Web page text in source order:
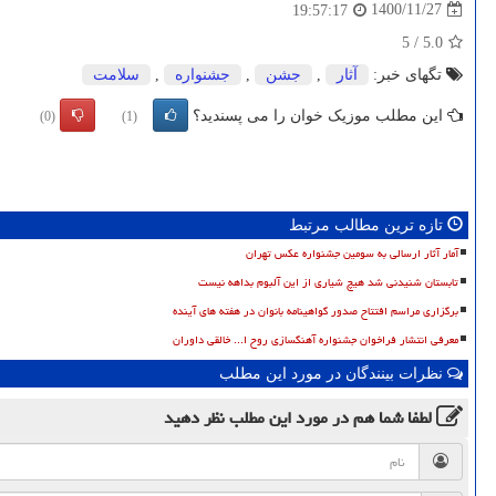
1400/11/27
19:57:17
5.0
/
5
تگهای خبر:
آثار , جشن , جشنواره , سلامت
این مطلب موزیک خوان را می پسندید؟ (1)
(0)
تازه ترین مطالب مرتبط
آمار آثار ارسالی به سومین جشنواره عکس تهران
تابستان شنیدنی شد هیچ شیاری از این آلبوم بداهه نیست
برگزاری مراسم افتتاح صدور گواهینامه بانوان در هفته های آینده
معرفی انتشار فراخوان جشنواره آهنگسازی روح ا... خالقی داوران
نظرات بینندگان در مورد این مطلب
لطفا شما همدر مورد این مطلبنظر دهید